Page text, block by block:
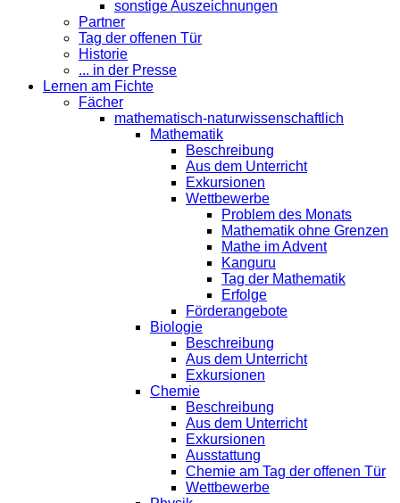
sonstige Auszeichnungen
Partner
Tag der offenen Tür
Historie
... in der Presse
Lernen am Fichte
Fächer
mathematisch-naturwissenschaftlich
Mathematik
Beschreibung
Aus dem Unterricht
Exkursionen
Wettbewerbe
Problem des Monats
Mathematik ohne Grenzen
Mathe im Advent
Kanguru
Tag der Mathematik
Erfolge
Förderangebote
Biologie
Beschreibung
Aus dem Unterricht
Exkursionen
Chemie
Beschreibung
Aus dem Unterricht
Exkursionen
Ausstattung
Chemie am Tag der offenen Tür
Wettbewerbe